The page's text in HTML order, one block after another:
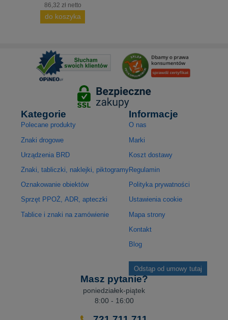
86,32 zł netto
do koszyka
Kategorie
Polecane produkty
Znaki drogowe
Urządzenia BRD
Znaki, tabliczki, naklejki, piktogramy
Oznakowanie obiektów
Sprzęt PPOŻ, ADR, apteczki
Tablice i znaki na zamówienie
Informacje
O nas
Marki
Koszt dostawy
Regulamin
Polityka prywatności
Ustawienia cookie
Mapa strony
Kontakt
Blog
Odstąp od umowy tutaj
Masz pytanie?
poniedziałek-piątek
8:00 - 16:00